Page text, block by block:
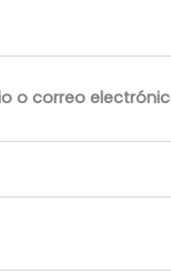
o correo